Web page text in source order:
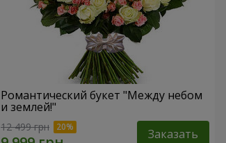
Романтический букет "Между небом
и землей!"
12 499 грн Заказать